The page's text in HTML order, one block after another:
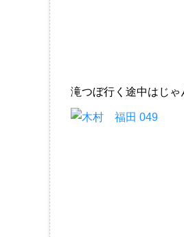
滝つぼ行く途中はじゃ